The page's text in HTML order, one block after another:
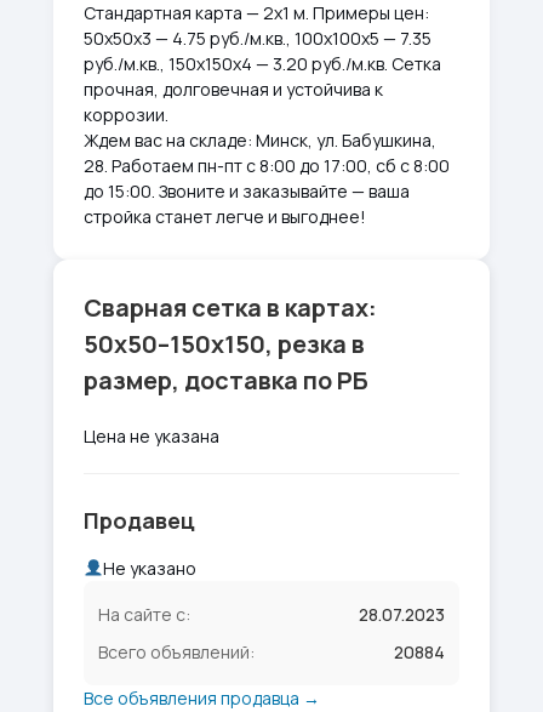
Стандартная карта — 2х1 м. Примеры цен:
50х50х3 — 4.75 руб./м.кв., 100х100х5 — 7.35
руб./м.кв., 150х150х4 — 3.20 руб./м.кв. Сетка
прочная, долговечная и устойчива к
коррозии.
Ждем вас на складе: Минск, ул. Бабушкина,
28. Работаем пн-пт с 8:00 до 17:00, сб с 8:00
до 15:00. Звоните и заказывайте — ваша
стройка станет легче и выгоднее!
Сварная сетка в картах:
50х50–150х150, резка в
размер, доставка по РБ
Цена не указана
Продавец
Не указано
На сайте с:
28.07.2023
Всего объявлений:
20884
Все объявления продавца →